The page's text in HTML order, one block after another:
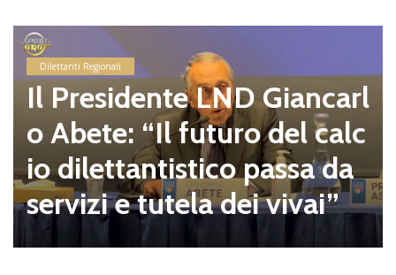
Dilettanti Regionali
Il Presidente LND Giancarl
o Abete: “Il futuro del calc
io dilettantistico passa da
servizi e tutela dei vivai”